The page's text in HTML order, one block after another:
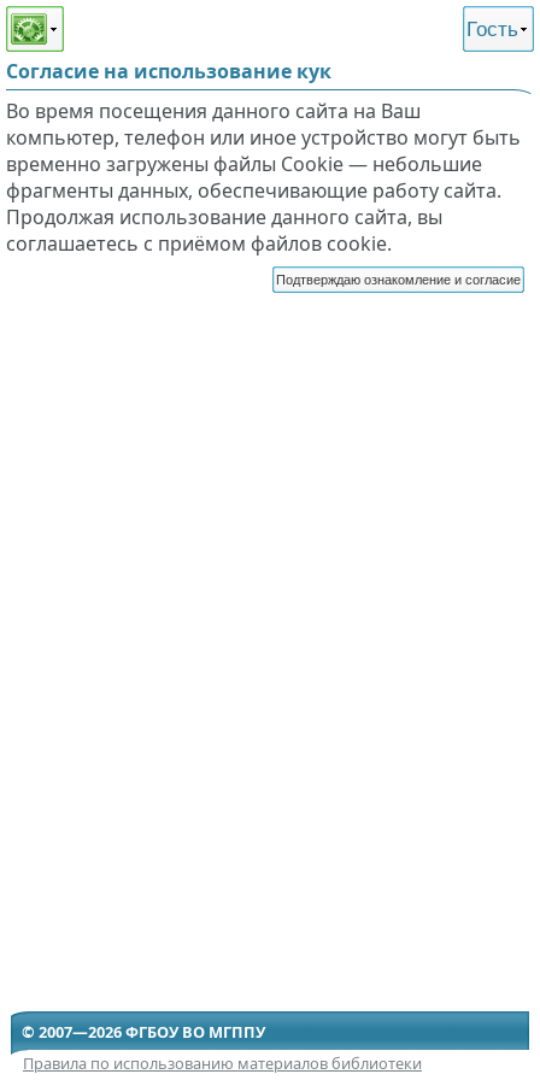
Этот сайт поддерживает
слабовидящих
Гость
Согласие на использование кук
Во время посещения данного сайта на Ваш
компьютер, телефон или иное устройство могут быть
временно загружены файлы Cookie — небольшие
фрагменты данных, обеспечивающие работу сайта.
Продолжая использование данного сайта, вы
соглашаетесь с приёмом файлов cookie.
Подтверждаю ознакомление и согласие
© 2007—2026 ФГБОУ ВО МГППУ
Правила по использованию материалов библиотеки